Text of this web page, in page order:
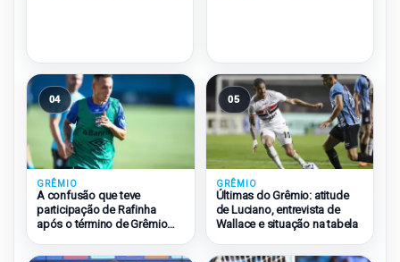
04
GRÊMIO
A confusão que teve
participação de Rafinha
após o término de Grêmio
05
GRÊMIO
Últimas do Grêmio: atitude
de Luciano, entrevista de
Wallace e situação na tabela